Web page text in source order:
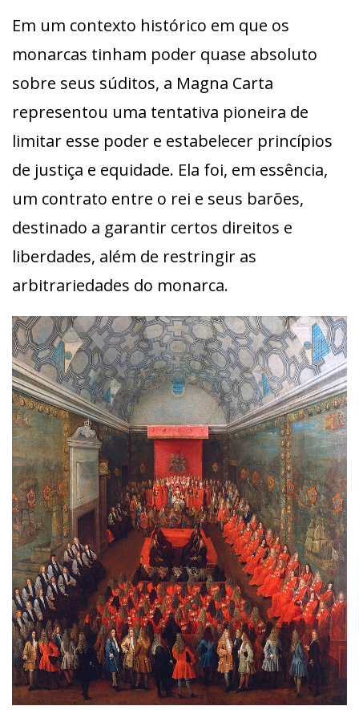
Em um contexto histórico em que os
monarcas tinham poder quase absoluto
sobre seus súditos, a Magna Carta
representou uma tentativa pioneira de
limitar esse poder e estabelecer princípios
de justiça e equidade. Ela foi, em essência,
um contrato entre o rei e seus barões,
destinado a garantir certos direitos e
liberdades, além de restringir as
arbitrariedades do monarca.